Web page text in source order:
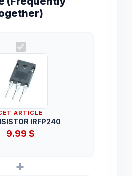
ARTICLE
IRFP240
9.99 $
+